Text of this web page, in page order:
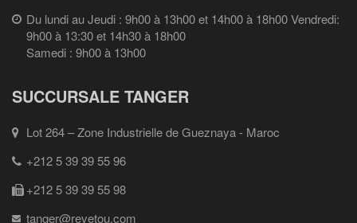
Du lundi au Jeudi : 9h00 à 13h00 et 14h00 à 18h00 Vendredi:
9h00 à 13:30 et 14h30 à 18h00
Samedi : 9h00 à 13h00
SUCCURSALE TANGER
Lot 264 – Zone Industrielle de Gueznaya - Maroc
+212 5 39 39 55 96
+212 5 39 39 55 98
tanger@revetou.com